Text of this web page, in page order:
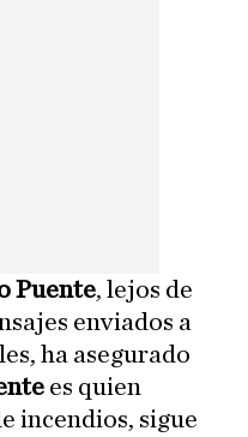
Puente, lejos de
enviados a
ha asegurado
es quien
incendios, sigue